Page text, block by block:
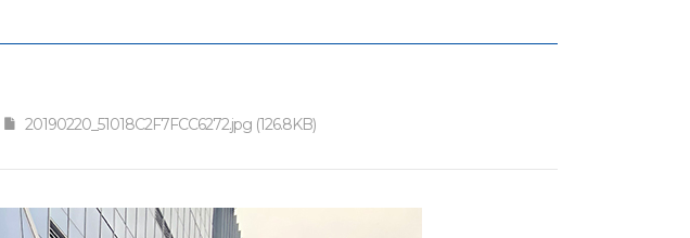
20190220_51018C2F7FCC6272.jpg (126.8KB)